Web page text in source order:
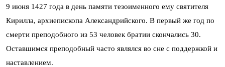
9 июня 1427 года в день памяти тезоименного ему святителя
Кирилла, архиепископа Александрийского. В первый же год по
смерти преподобного из 53 человек братии скончались 30.
Оставшимся преподобный часто являлся во сне с поддержкой и
наставлением.